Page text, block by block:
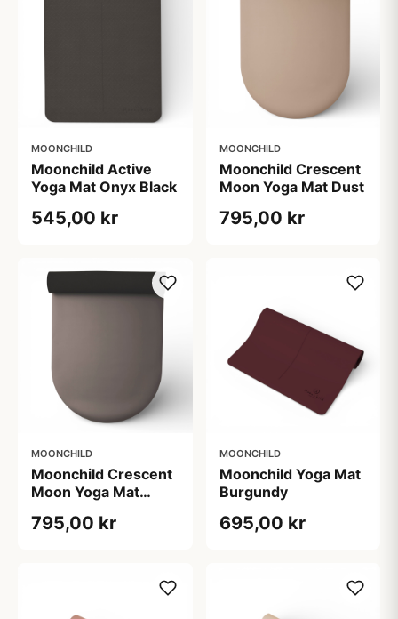
MOONCHILD
Moonchild Active
Yoga Mat Onyx Black
545,00 kr
MOONCHILD
Moonchild Crescent
Moon Yoga Mat Dust
795,00 kr
MOONCHILD
Moonchild Crescent
Moon Yoga Mat
795,00 kr
MOONCHILD
Moonchild Yoga Mat
Burgundy
695,00 kr